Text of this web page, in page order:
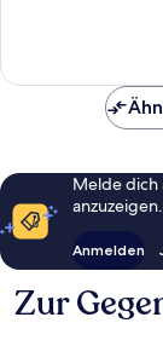
Melde dich
Anmelden
Zur